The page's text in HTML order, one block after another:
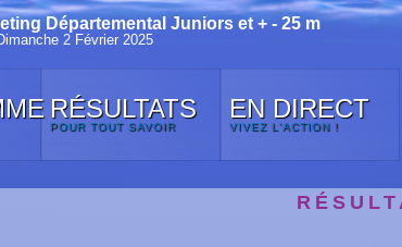
Départemental Juniors et + - 25 m
2 Février 2025
RÉSULTATS
POUR TOUT SAVOIR
EN DIRECT
VIVEZ L'ACTION !